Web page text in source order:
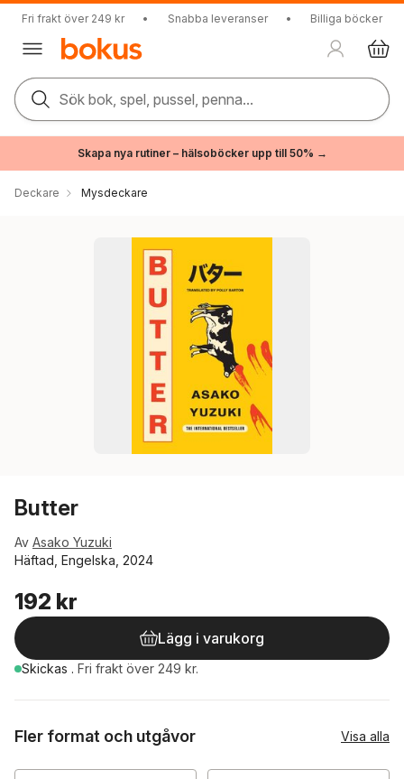
Fri frakt över 249 kr • Snabba leveranser • Billiga böcker
Sök bok, spel, pussel, penna...
Skapa nya rutiner – hälsoböcker upp till 50% →
Deckare Mysdeckare
Butter
Av Asako Yuzuki
Häftad, Engelska, 2024
192 kr
Lägg i varukorg
Skickas . Fri frakt över 249 kr.
Fler format och utgåvor Visa alla